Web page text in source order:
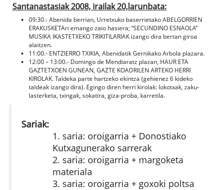
Santanastasiak 2008, irailak 20,larunbata:
09:30.- Abenida berrian, Urretxuko baserrietako ABELGORRIEN
ERAKUSKETAri emango zaio hasiera; “SECUNDINO ESNAOLA”
MUSIKA IKASTETXEKO TRIKITILARIAK izango dira bertan giroa
alaitzen.
11:00.- ENTZIERRO TXIKIA, Abenidatik Gernikako Arbola plazara.
12:00 – 13:00.- Domingo de Mendiaratz plazan, HAUR ETA
GAZTETXOEN GUNEAN, GAZTE KOADRILEN ARTEKO HERRI
KIROLAK. Taldeka parte hartzeko ekintza (gehienez 6 kideko
taldeak izango dira). Egingo diren herri kirolak: lokotxak, zaku-
lasterketa, txingak, sokatira, giza-proba, karretila.
Sariak:
1. saria: oroigarria + Donostiako
Kutxagunerako sarrerak
2. saria: oroigarria + margoketa
materiala
3. saria: oroigarria + goxoki poltsa